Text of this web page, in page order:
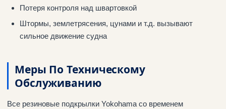
Потеря контроля над швартовкой
Штормы, землетрясения, цунами и т.д. вызывают
сильное движение судна
Меры По Техническому
Обслуживанию
Все резиновые подкрылки Yokohama со временем